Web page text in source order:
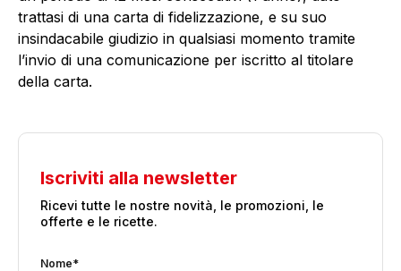
trattasi di una carta di fidelizzazione, e su suo
insindacabile giudizio in qualsiasi momento tramite
l’invio di una comunicazione per iscritto al titolare
della carta.
Iscriviti alla newsletter
Ricevi tutte le nostre novità, le promozioni, le
offerte e le ricette.
Nome*